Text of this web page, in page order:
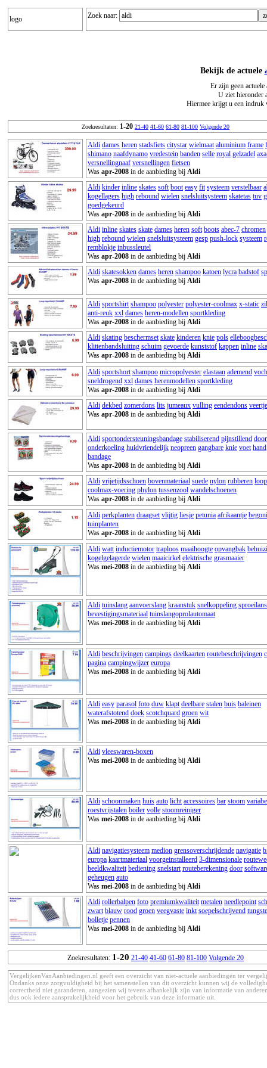
logo Zoek naar:
Bekijk de actuele
Er zijn geen
U ziet hieronder
Hiermee krijgt u een indruk
Zoekresultaten: 1-20 21-40 41-60 61-80 81-100 Volgende 20
Aldi dames heren stadsfiets citystar wielmaat aluminium frame
shimano naafdynamo vredestein banden selle royal gelzadel
versnellingnaaf versnellingen fietsen
Was apr-2008 in de aanbieding bij Aldi
Aldi kinder inline skates soft boot easy fit systeem verstelbaar
kogellagers high rebound wielen snelsluitsysteem skatetas tuv
goedgekeurd
Was apr-2008 in de aanbieding bij Aldi
Aldi inline skates skate dames heren soft boots abec-7 chromen
high rebound wielen snelsluitsysteem gesp push-lock systeem
remblokje inbussleutel
Was apr-2008 in de aanbieding bij Aldi
Aldi skatesokken dames heren shampoo katoen lycra badstof
Was apr-2008 in de aanbieding bij Aldi
Aldi sportshirt shampoo polyester polyester-coolmax x-static
anti-reuk xxl dames heren-modellen sportkleding
Was apr-2008 in de aanbieding bij Aldi
Aldi skating beschermset skate kinderen knie pols
klittenbandsluiting schuim gevoerde kunststof kappen inline
Was apr-2008 in de aanbieding bij Aldi
Aldi sportshort shampoo micropolyester elastaan ademend
sneldrogend xxl dames herenmodellen sportkleding
Was apr-2008 in de aanbieding bij Aldi
Aldi dekbed zomerdons lits jumeaux vulling eendendons
Was apr-2008 in de aanbieding bij Aldi
Aldi sportondersteuningsbandage stabiliserend pijnstillend
onderkoeling huidvriendelijk neopreen gangbare knie voet hand
bandage
Was apr-2008 in de aanbieding bij Aldi
Aldi vrijetijdsschoen bovenmateriaal suede nylon rubberen
coolmax-voering phylon tussenzool wandelschoenen
Was apr-2008 in de aanbieding bij Aldi
Aldi perkplanten draagset vlijtig liesje petunia afrikaantje
tuinplanten
Was apr-2008 in de aanbieding bij Aldi
Aldi watt inductiemotor traploos maaihoogte opvangbak
kogelgelagerde wielen maaicirkel elektrische grasmaaier
Was mei-2008 in de aanbieding bij Aldi
Aldi tuinslang aanvoerslang kraanstuk snelkoppeling sproeilans
bevestigingsmateriaal tuinslangoprolautomaat
Was mei-2008 in de aanbieding bij Aldi
Aldi beschrijvingen campings deelkaarten routebeschrijvingen
pagina campingwijzer europa
Was mei-2008 in de aanbieding bij Aldi
Aldi easy parasol foto duw klapt deelbare stalen buis baleinen
waterafstotend doek scotchquard groen wit
Was mei-2008 in de aanbieding bij Aldi
Aldi vleeswaren-boxen
Was mei-2008 in de aanbieding bij Aldi
Aldi schoonmaken huis auto licht accessoires bar stoom
roestvrijstalen boiler volle stoomreiniger
Was mei-2008 in de aanbieding bij Aldi
Aldi navigatiesysteem medion grensoverschrijdende navigatie
europa kaartmateriaal voorgeinstalleerd 3-dimensionale
beeldkwaliteit bediening snelstart routeberekening door
geheugen auto
Was mei-2008 in de aanbieding bij Aldi
Aldi rollerbalpen foto premiumkwaliteit metalen needlepoint
zwart blauw rood groen veegvaste inkt soepelschrijvend
bolletje pennen
Was mei-2008 in de aanbieding bij Aldi
Zoekresultaten: 1-20 21-40 41-60 61-80 81-100 Volgende 20
VergelijkenVanAanbiedingen.nl geeft een overzicht van niet-actuele aanbiedingen ter
Ondanks onze zorgvuldigheid bij het samenstellen van dit overzicht kunnen wij de
correctheid niet garanderen, aangezien wij tevens afhankelijk zijn van informatie van
dus ook iedere aansprakelijkheid voor het gebruik van deze informatie uit.